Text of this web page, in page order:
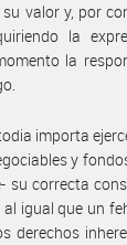
valor y, por
la
la
importa
y
su correcta
igual que un
derechos